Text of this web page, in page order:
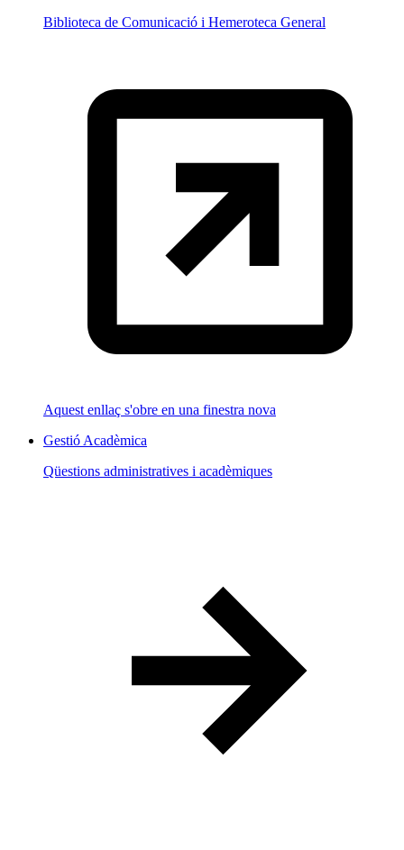
Biblioteca de Comunicació i Hemeroteca General
Aquest enllaç s'obre en una finestra nova
Gestió Acadèmica
Qüestions administratives i acadèmiques